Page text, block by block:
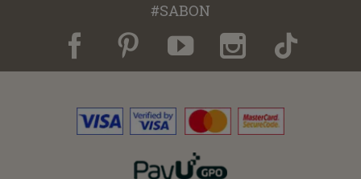
#SABON